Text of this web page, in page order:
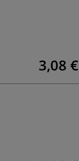
3,08 €